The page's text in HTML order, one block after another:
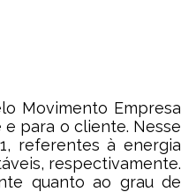
Movimento Empresa
para o cliente. Nesse
referentes à energia
respectivamente.
quanto ao grau de